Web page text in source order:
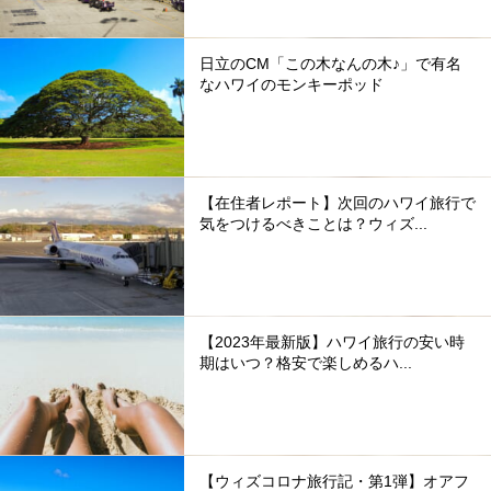
日立のCM「この木なんの木♪」で有名
なハワイのモンキーポッド
【在住者レポート】次回のハワイ旅行で
気をつけるべきことは？ウィズ...
【2023年最新版】ハワイ旅行の安い時
期はいつ？格安で楽しめるハ...
【ウィズコロナ旅行記・第1弾】オアフ